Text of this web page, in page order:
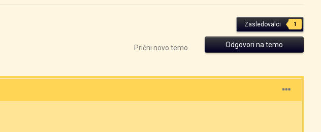
Zasledovalci 1
Odgovori na temo
Prični novo temo